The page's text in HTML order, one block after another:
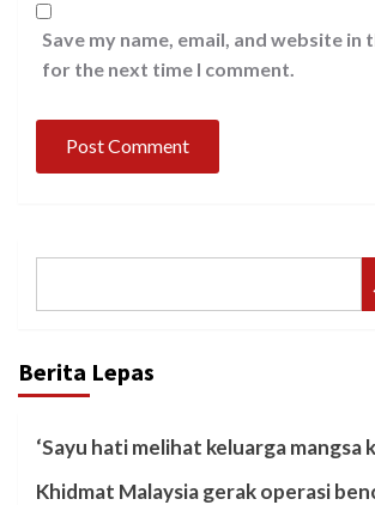
Save my name, email, and website in
for the next time I comment.
Berita Lepas
‘Sayu hati melihat keluarga mangsa
Khidmat Malaysia gerak operasi